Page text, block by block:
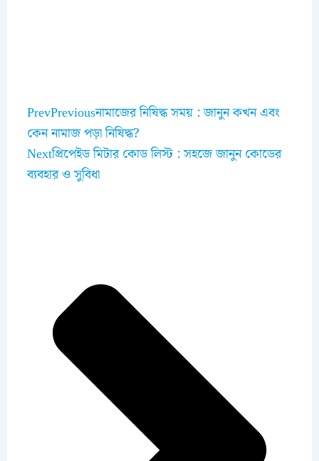
PrevPreviousনামাজের নিষিদ্ধ সময় : জানুন কখন এবং
কেন নামাজ পড়া নিষিদ্ধ?
Nextপ্রিপেইড মিটার কোড লিস্ট : সহজে জানুন কোডের
ব্যবহার ও সুবিধা